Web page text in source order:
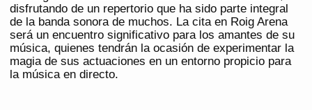
disfrutando de un repertorio que ha sido parte integral
de la banda sonora de muchos. La cita en Roig Arena
será un encuentro significativo para los amantes de su
música, quienes tendrán la ocasión de experimentar la
magia de sus actuaciones en un entorno propicio para
la música en directo.